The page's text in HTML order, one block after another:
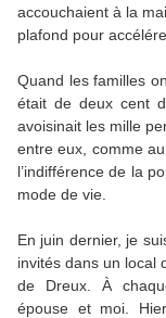
accouchaient à la
plafond pour
Quand les familles
était de deux cent
avoisinait les mille
entre eux, comme
l’indifférence de la
mode de vie.
En juin dernier, je
invités dans un local
de Dreux. À
épouse et moi.